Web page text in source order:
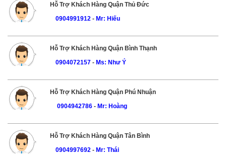
Hỗ Trợ Khách Hàng Quận Thủ Đức
0904991912- Mr: Hiếu
Hỗ Trợ Khách Hàng Quận Bình Thạnh
0904072157- Ms: Như Ý
Hỗ Trợ Khách Hàng Quận Phú Nhuận
0904942786- Mr: Hoàng
Hỗ Trợ Khách Hàng Quận Tân Bình
0904997692- Mr: Thái